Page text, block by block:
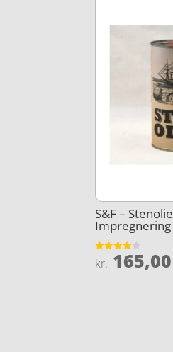
S&F –
Impregnering
Vurderet
4
kr. 165,00